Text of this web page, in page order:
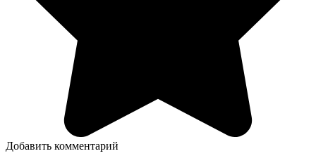
Добавить комментарий